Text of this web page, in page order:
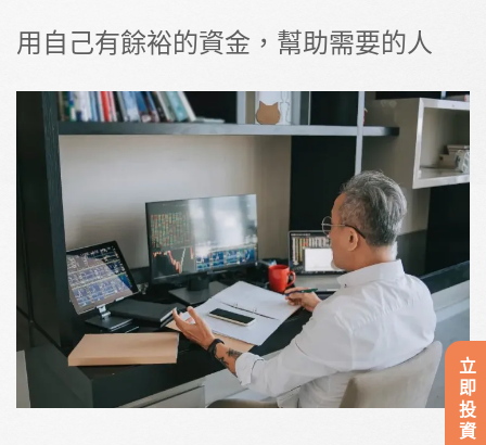
用自己有餘裕的資金，幫助需要的人
立即投資